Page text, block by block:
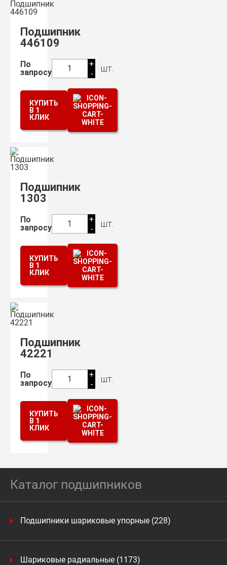
Каталог подшипников
Подшипники шариковые упорные (228)
Шариковые радиальные (1173)
Подшипник
446109
По
запросу
1
+
-
шт.
КУПИТЬ
В 1
КЛИК
Подшипник
1303
По
запросу
1
+
-
шт.
КУПИТЬ
В 1
КЛИК
Подшипник
42221
По
запросу
1
+
-
шт.
КУПИТЬ
В 1
КЛИК